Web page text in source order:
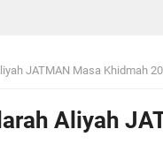
JATMAN Masa Khidmah
Aliyah